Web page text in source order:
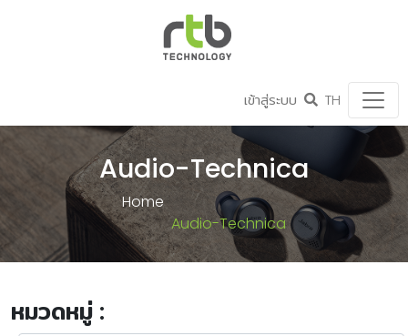
เข้าสู่ระบบ TH
Audio-Technica
Home
Audio-Technica
หมวดหมู่ :